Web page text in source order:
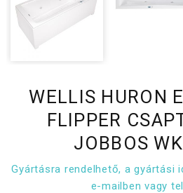
WELLIS HURON
FLIPPER
JOBBOS
Gyártásra rendelhető, a gyártási
e-mailben vagy